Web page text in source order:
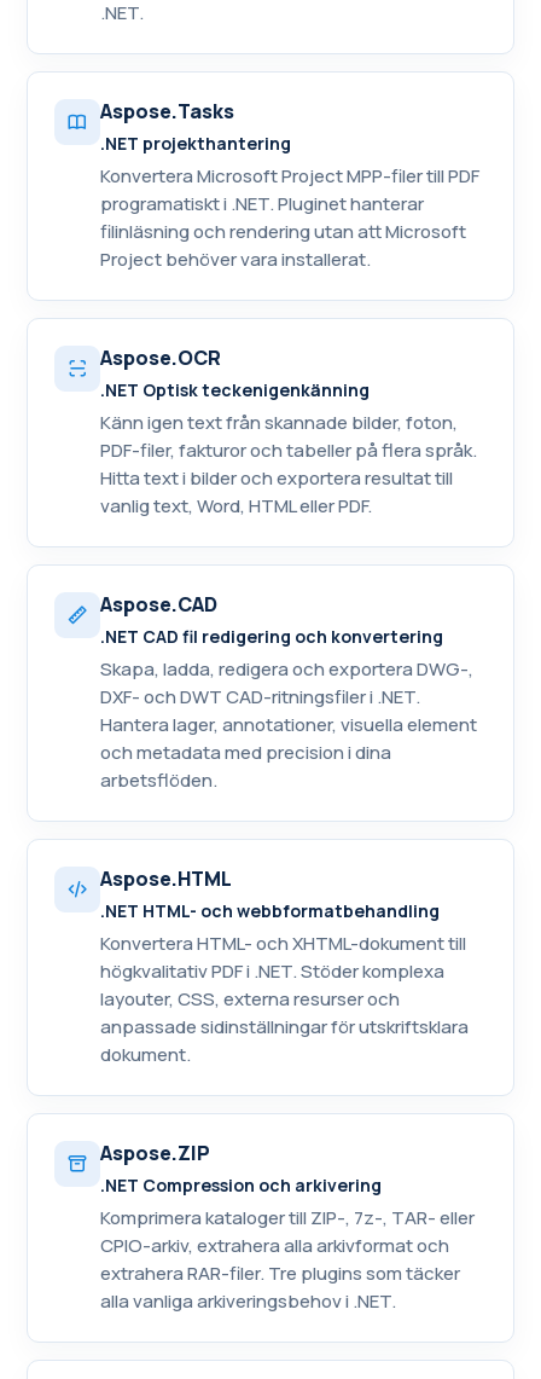
.NET.
Aspose.Tasks
.NET projekthantering
Konvertera Microsoft Project MPP-filer till PDF
programatiskt i .NET. Pluginet hanterar
filinläsning och rendering utan att Microsoft
Project behöver vara installerat.
Aspose.OCR
.NET Optisk teckenigenkänning
Känn igen text från skannade bilder, foton,
PDF-filer, fakturor och tabeller på flera språk.
Hitta text i bilder och exportera resultat till
vanlig text, Word, HTML eller PDF.
Aspose.CAD
.NET CAD fil redigering och konvertering
Skapa, ladda, redigera och exportera DWG-,
DXF- och DWT CAD-ritningsfiler i .NET.
Hantera lager, annotationer, visuella element
och metadata med precision i dina
arbetsflöden.
Aspose.HTML
.NET HTML- och webbformatbehandling
Konvertera HTML- och XHTML-dokument till
högkvalitativ PDF i .NET. Stöder komplexa
layouter, CSS, externa resurser och
anpassade sidinställningar för utskriftsklara
dokument.
Aspose.ZIP
.NET Compression och arkivering
Komprimera kataloger till ZIP-, 7z-, TAR- eller
CPIO-arkiv, extrahera alla arkivformat och
extrahera RAR-filer. Tre plugins som täcker
alla vanliga arkiveringsbehov i .NET.